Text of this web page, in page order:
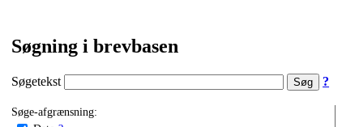
Søgning i brevbasen
Søgetekst ?
Søge-afgrænsning: